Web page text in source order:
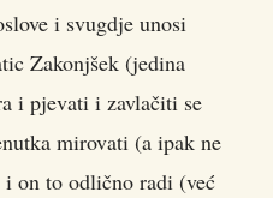
i svugdje unosi
Zakonjšek (jedina
i pjevati i zavlačiti se
mirovati (a ipak ne
on to odlično radi (već